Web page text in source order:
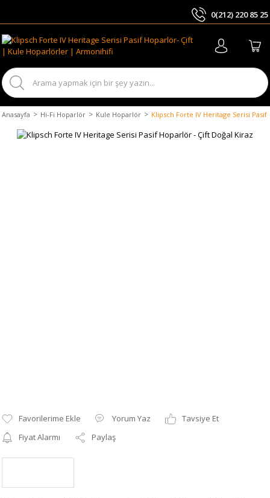
0(212) 220 85 25
Anasayfa Hi-Fi Hoparlör Kule Hoparlör Klipsch Forte IV Heritage Serisi
Yorum Yaz
Tavsiye Et
Fiyat Alarmı
Paylaş